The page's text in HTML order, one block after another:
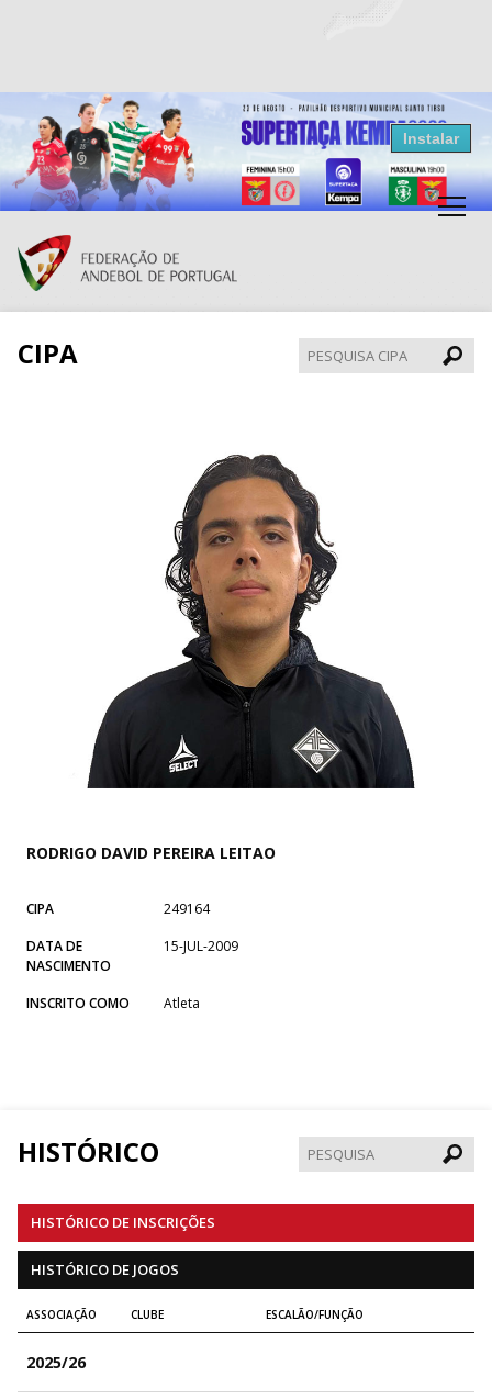
Resultados Andebol
Federação de Andebol de Portugal
Grátis - Disponivel na Play Store
Instalar
CIPA
CIPA
RODRIGO DAVID PEREIRA LEITAO
CIPA
249164
DATA DE
NASCIMENTO
15-JUL-2009
INSCRITO COMO Atleta
HISTÓRICO
HISTÓRICO DE INSCRIÇÕES
HISTÓRICO DE JOGOS
ASSOCIAÇÃO CLUBE ESCALÃO/FUNÇÃO
2025/26